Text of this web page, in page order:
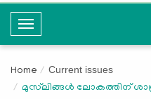
T
o
g
l
Home Current issues
മുസ്‌ലിങ്ങള്‍ ലോകത്തിന്